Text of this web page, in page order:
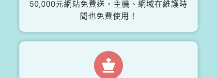
50,000元網站免費送，主機、網域在維護時
間也免費使用！